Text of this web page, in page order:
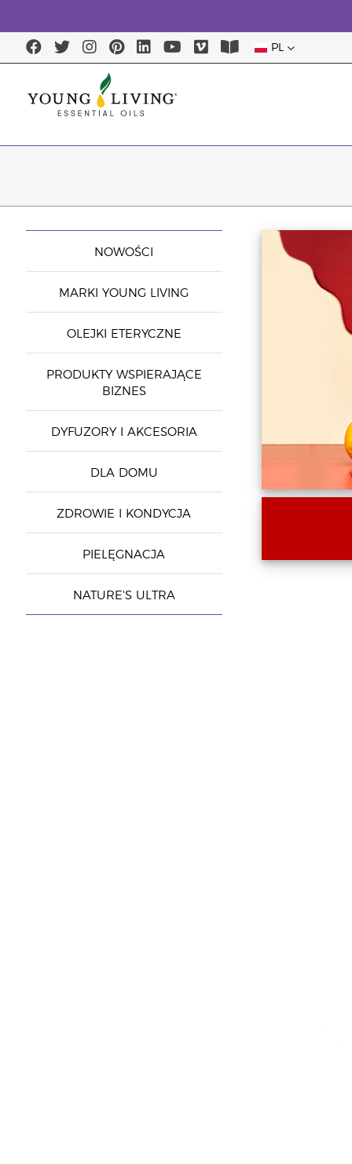
PL
NOWOŚCI
MARKI YOUNG LIVING
OLEJKI ETERYCZNE
PRODUKTY WSPIERAJĄCE
BIZNES
DYFUZORY I AKCESORIA
DLA DOMU
ZDROWIE I KONDYCJA
PIELĘGNACJA
NATURE'S ULTRA